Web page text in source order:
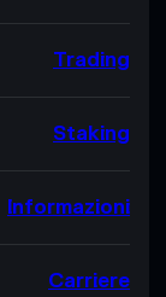
Trading
Staking
Informazioni
Carriere